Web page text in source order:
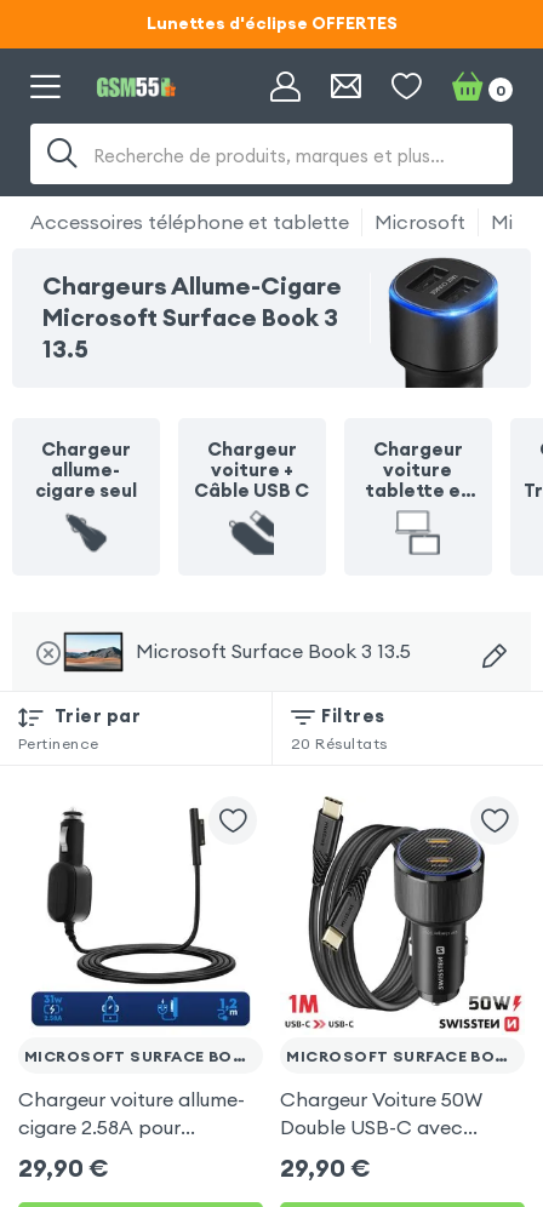
Lunettes d'éclipse OFFERTES
Lunettes d'éclipse OFFERTES
Code ECLIPSE55
Recherche de produits, marques et plus…
0
Accessoires téléphone et tablette Microsoft
Chargeurs Allume-Cigare
Microsoft Surface Book 3
13.5
Chargeur
allume-
cigare seul
Chargeur
voiture +
Câble USB C
Chargeur
voiture
tablette et
ordinateur
Microsoft Surface Book 3 13.5
Trier par
Pertinence
Filtres
20 Résultats
MICROSOFT SURFACE BOOK 3 13.5
Chargeur voiture allume-
cigare 2.58A pour
Microsoft Surface Book 3
13.5
29,90 €
MICROSOFT SURFACE BOOK 3 13.5
Chargeur Voiture 50W
Double USB-C avec
Câble USB C 1m pour
Microsoft Surface Book 3
29,90 €